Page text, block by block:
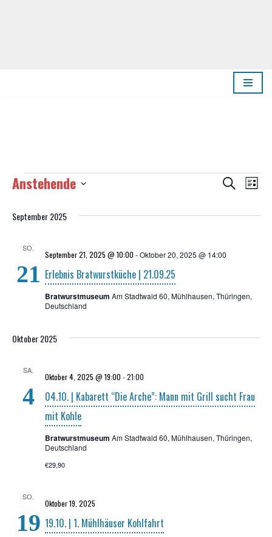
Suche
Suche
Liste
Anstehende
wählen.
September 2025
SO.
21 Erleb­nis Brat­wurst­kü­che | 21.09.25
September 21, 2025 @ 10:00 -Oktober 20, 2025 @ 14:00
Bratwurstmuseum Am Stadtwald 60, Mühlhausen, Thüringen,
Deutschland
Oktober 2025
SA.
4
04.10. | Kaba­rett “Die Arche”: Mann mit Grill sucht Frau
mit Kohle
Oktober 4, 2025 @ 19:00 -21:00
Bratwurstmuseum Am Stadtwald 60, Mühlhausen, Thüringen,
Deutschland
€29,90
SO.
19 19.10. | 1. Mühl­häu­ser Kohlfahrt
Oktober 19, 2025